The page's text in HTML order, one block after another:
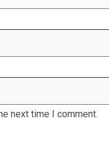
next time I comment.